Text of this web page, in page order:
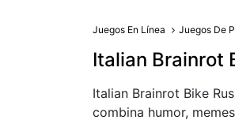
Juegos En Línea Juegos De
Italian Brainrot
Italian Brainrot Bike
combina humor,